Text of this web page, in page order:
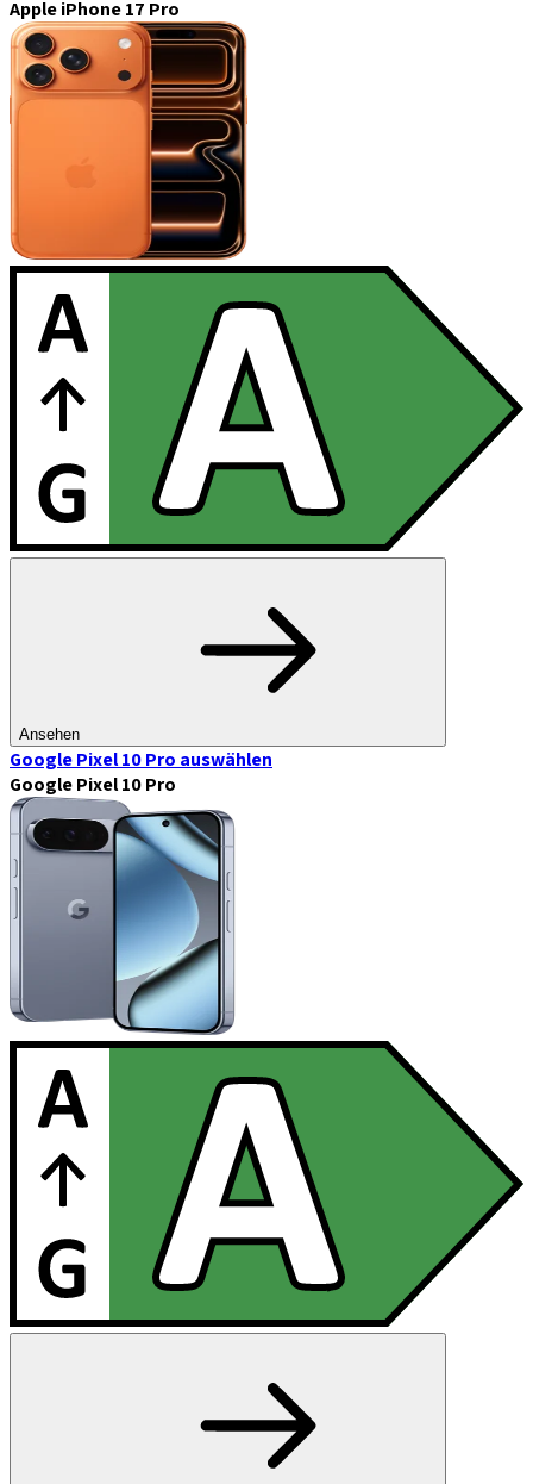
Apple iPhone 17 Pro
Ansehen
Google Pixel 10 Pro auswählen
Google Pixel 10 Pro